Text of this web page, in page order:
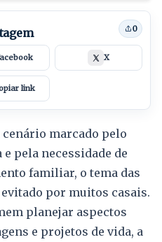
0
X
link
cenário marcado pelo
pela necessidade de
familiar, o tema das
por muitos casais.
planejar aspectos
e projetos de vida, a